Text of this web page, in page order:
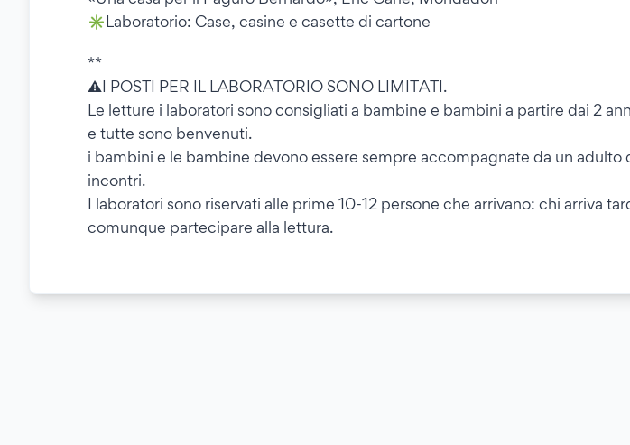
✳️Laboratorio: Case, casine e casette di cartone
**
⚠️I POSTI PER IL LABORATORIO SONO LIMITATI.
Le letture i laboratori sono consigliati a bambine e bambini a partire dai 2
e tutte sono benvenuti.
i bambini e le bambine devono essere sempre accompagnate da un adulto
incontri.
I laboratori sono riservati alle prime 10-12 persone che arrivano: chi arriva
comunque partecipare alla lettura.